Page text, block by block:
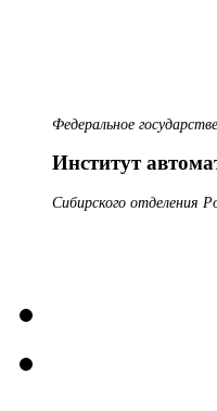
Федеральное
Институт
Сибирского отделения